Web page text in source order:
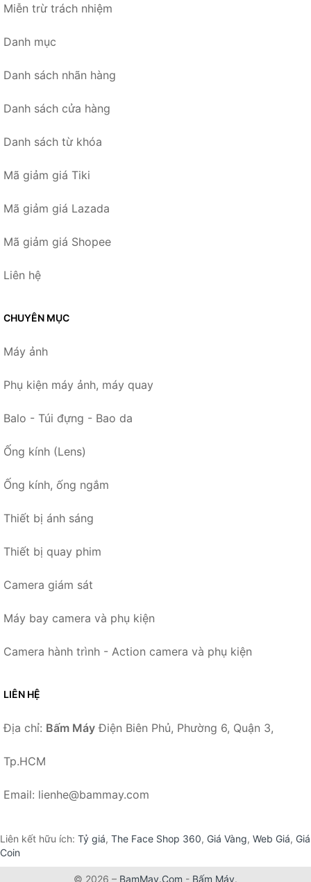
Miễn trừ trách nhiệm
Danh mục
Danh sách nhãn hàng
Danh sách cửa hàng
Danh sách từ khóa
Mã giảm giá Tiki
Mã giảm giá Lazada
Mã giảm giá Shopee
Liên hệ
CHUYÊN MỤC
Máy ảnh
Phụ kiện máy ảnh, máy quay
Balo - Túi đựng - Bao da
Ống kính (Lens)
Ống kính, ống ngắm
Thiết bị ánh sáng
Thiết bị quay phim
Camera giám sát
Máy bay camera và phụ kiện
Camera hành trình - Action camera và phụ kiện
LIÊN HỆ
Địa chỉ: Bấm Máy Điện Biên Phủ, Phường 6, Quận 3,
Tp.HCM
Email: lienhe@bammay.com
Liên kết hữu ích: Tỷ giá, The Face Shop 360, Giá Vàng, Web Giá, Giá
Coin
© 2026 – BamMay.Com - Bấm Máy.